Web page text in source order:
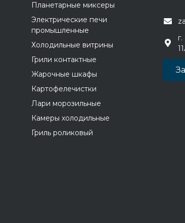
Планетарные миксеры
Электрические печи
промышленные
Холодильные витрины
Грили контактные
Жарочные шкафы
Картофелечистки
Лари морозильные
Камеры холодильные
Гриль роликовый